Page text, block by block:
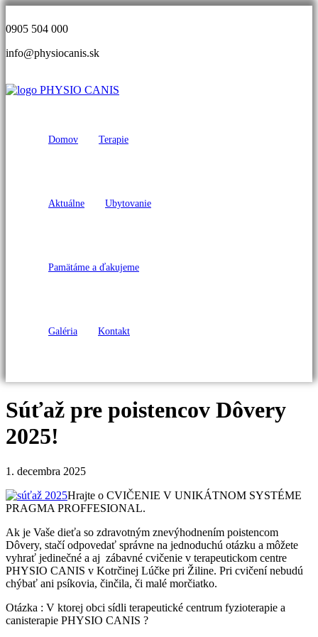
0905 504 000
info@physiocanis.sk
Domov Terapie
Aktuálne Ubytovanie
Pamätáme a ďakujeme
Galéria Kontakt
Súťaž pre poistencov Dôvery
2025!
1. decembra 2025
Hrajte o CVIČENIE V UNIKÁTNOM SYSTÉME
PRAGMA PROFFESIONAL.
Ak je Vaše dieťa so zdravotným znevýhodnením poistencom
Dôvery, stačí odpovedať správne na jednoduchú otázku a môžete
vyhrať jedinečné a aj zábavné cvičenie v terapeutickom centre
PHYSIO CANIS v Kotrčinej Lúčke pri Žiline. Pri cvičení nebudú
chýbať ani psíkovia, činčila, či malé morčiatko.
Otázka : V ktorej obci sídli terapeutické centrum fyzioterapie a
canisterapie PHYSIO CANIS ?